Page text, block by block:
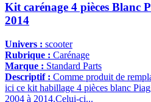
Kit carénage 4 pièces Blanc
2014
Univers : scooter
Rubrique : Carénage
Marque : Standard Parts
Descriptif : Comme produit de
ici ce kit habillage 4 pièces blanc
2004 à 2014.Celui-ci...